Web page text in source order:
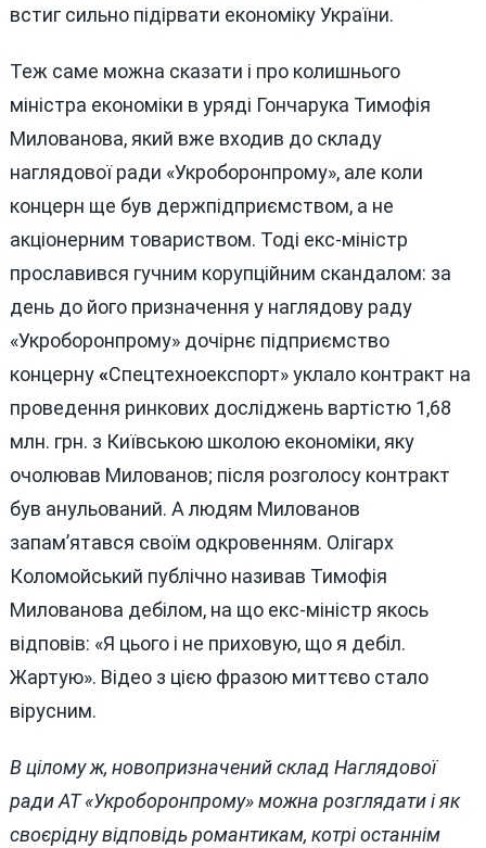
встиг сильно підірвати економіку України.
Теж саме можна сказати і про колишнього
міністра економіки в уряді Гончарука Тимофія
Милованова, який вже входив до складу
наглядової ради «Укроборонпрому», але коли
концерн ще був держпідприємством, а не
акціонерним товариством. Тоді екс-міністр
прославився гучним корупційним скандалом: за
день до його призначення у наглядову раду
«Укроборонпрому» дочірнє підприємство
концерну«Спецтехноекспорт» уклало контракт на
проведення ринкових досліджень вартістю 1,68
млн. грн. з Київською школою економіки, яку
очолював Милованов; після розголосу контракт
був анульований. А людям Милованов
запам’ятався своїм одкровенням. Олігарх
Коломойський публічно називав Тимофія
Милованова дебілом, на що екс-міністр якось
відповів: «Я цього і не приховую, що я дебіл.
Жартую». Відео з цією фразою миттєво стало
вірусним.
В цілому ж, новопризначений склад Наглядової
ради АТ «Укроборонпрому» можна розглядати і як
своєрідну відповідь романтикам, котрі останнім